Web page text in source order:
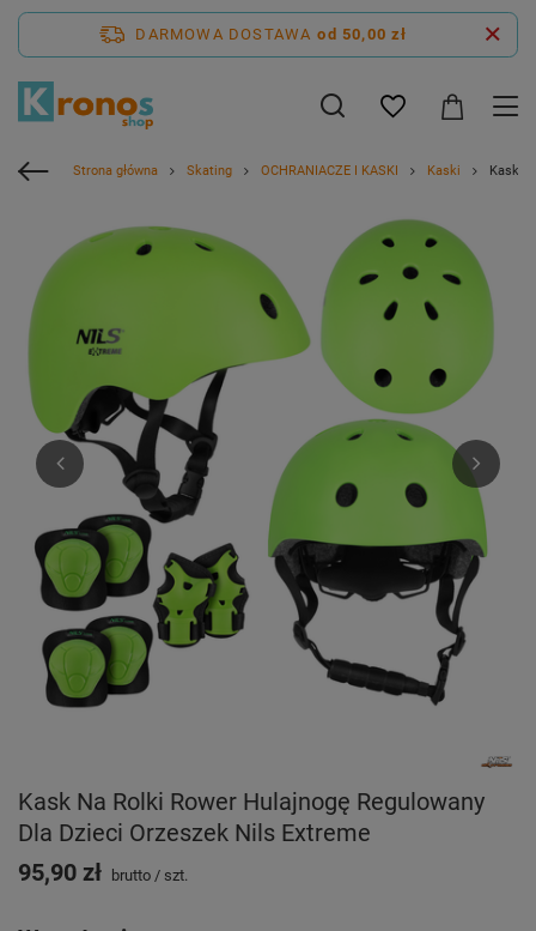
DARMOWA DOSTAWA od 50,00 zł
Strona główna Skating OCHRANIACZE I KASKI Kaski Kask
Kask Na Rolki Rower Hulajnogę Regulowany
Dla Dzieci Orzeszek Nils Extreme
95,90 zł brutto / szt.